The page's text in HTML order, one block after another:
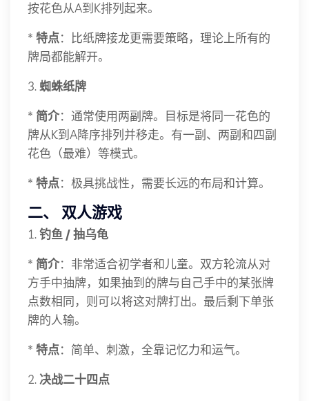
按花色从A到K排列起来。
* 特点：比纸牌接龙更需要策略，理论上所有的
牌局都能解开。
3.蜘蛛纸牌
* 简介：通常使用两副牌。目标是将同一花色的
牌从K到A降序排列并移走。有一副、两副和四副
花色（最难）等模式。
* 特点：极具挑战性，需要长远的布局和计算。
二、 双人游戏
1.钓鱼 / 抽乌龟
* 简介：非常适合初学者和儿童。双方轮流从对
方手中抽牌，如果抽到的牌与自己手中的某张牌
点数相同，则可以将这对牌打出。最后剩下单张
牌的人输。
* 特点：简单、刺激，全靠记忆力和运气。
2. 决战二十四点